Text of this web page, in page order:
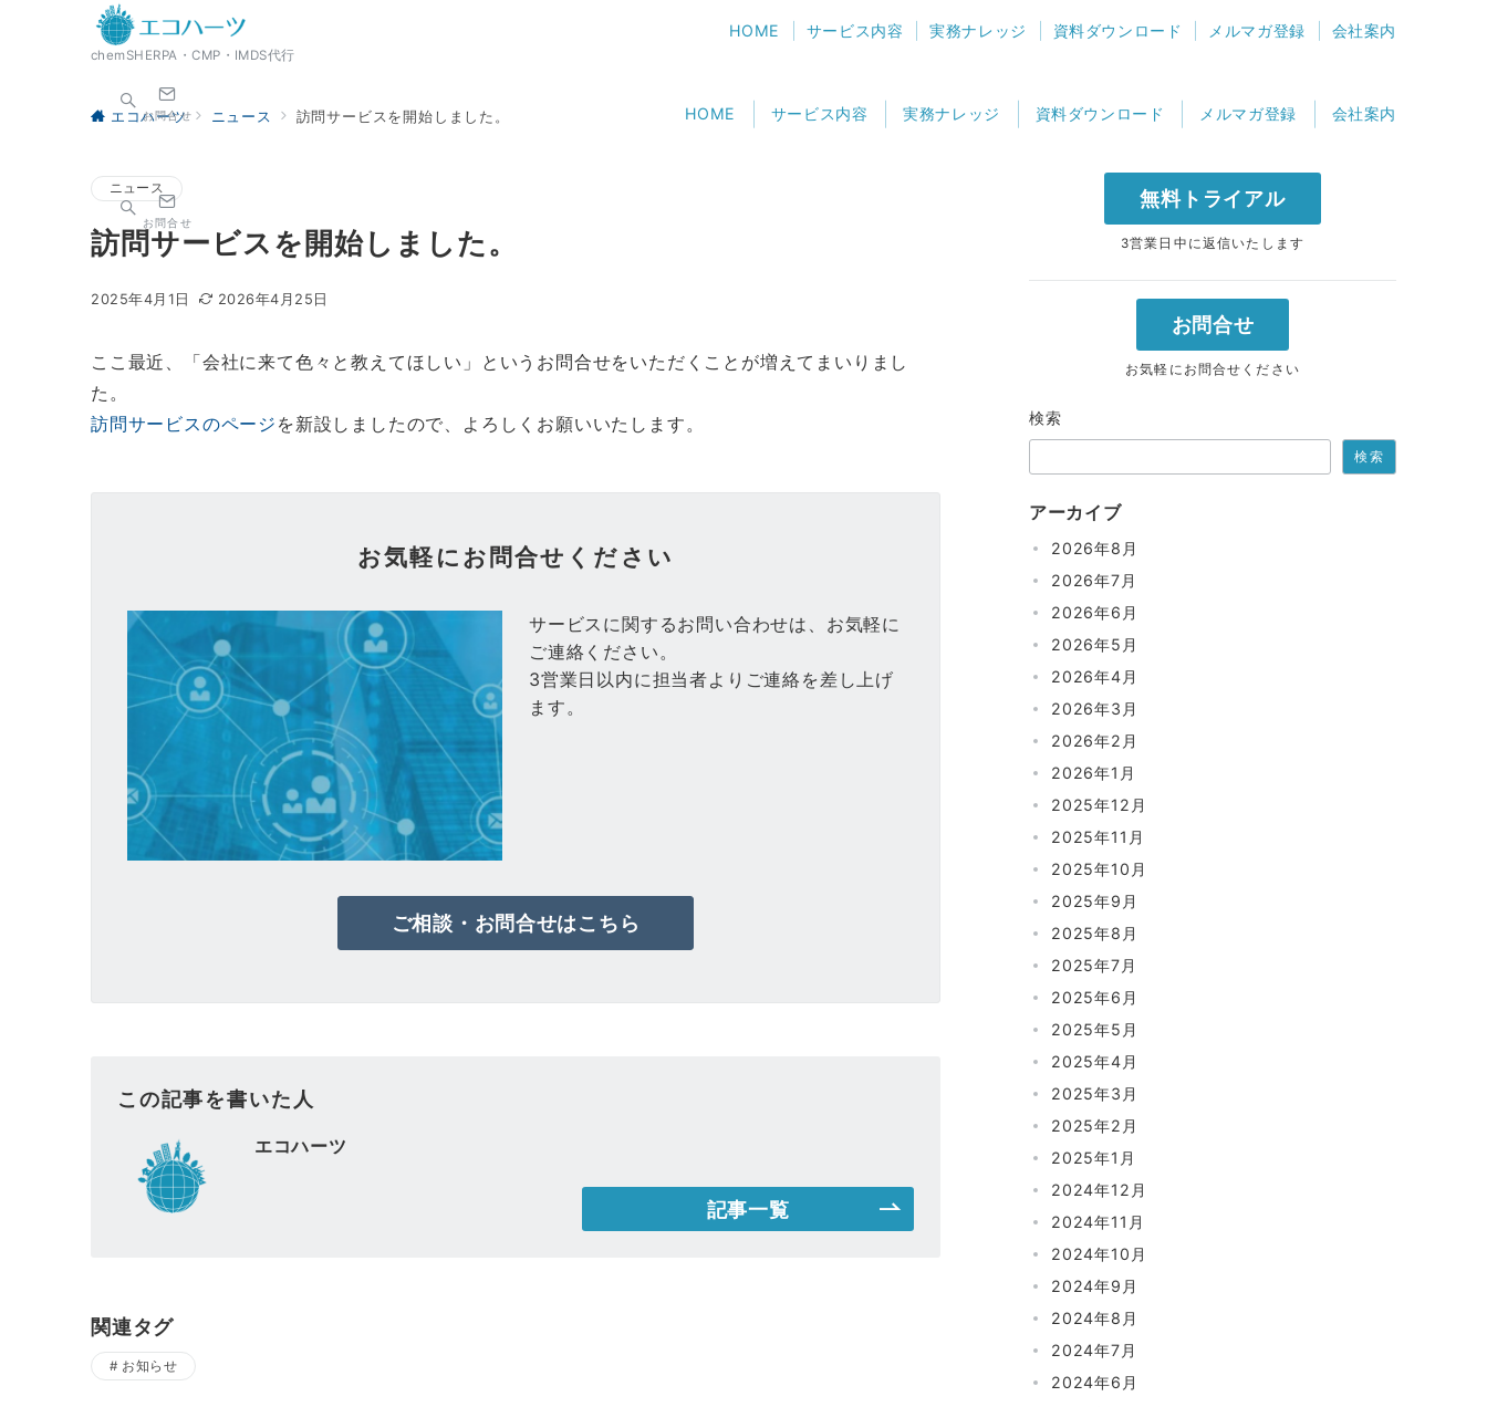
chemSHERPA・CMP・IMDS代行
HOME サービス内容 実務ナレッジ 資料ダウンロード メルマガ登録 会社案内
お問合せ
HOME サービス内容 実務ナレッジ 資料ダウンロード メルマガ登録 会社案内
お問合せ
エコハーツ ニュース 訪問サービスを開始しました。
ニュース
訪問サービスを開始しました。
2025年4月1日 2026年4月25日
ここ最近、「会社に来て色々と教えてほしい」というお問合せをいただくことが増えてまいりまし
た。
訪問サービスのページ を新設しましたので、よろしくお願いいたします。
お気軽にお問合せください
サービスに関するお問い合わせは、お気軽に
ご連絡ください。
3営業日以内に担当者よりご連絡を差し上げ
ます。
ご相談・お問合せはこちら
この記事を書いた人
エコハーツ
記事一覧
関連タグ
お知らせ
無料トライアル
3営業日中に返信いたします
お問合せ
お気軽にお問合せください
検索
検索
アーカイブ
2026年8月
2026年7月
2026年6月
2026年5月
2026年4月
2026年3月
2026年2月
2026年1月
2025年12月
2025年11月
2025年10月
2025年9月
2025年8月
2025年7月
2025年6月
2025年5月
2025年4月
2025年3月
2025年2月
2025年1月
2024年12月
2024年11月
2024年10月
2024年9月
2024年8月
2024年7月
2024年6月